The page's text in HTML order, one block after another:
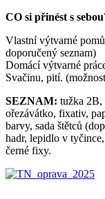
CO si přinést s
Vlastní výtvarné
doporučený seznam)
Domácí výtvarné
Svačinu, pití.
SEZNAM: tužka 2B,
ořezávátko, fixativ,
barvy, sada štětců
hadr, lepidlo v
černé fixy.